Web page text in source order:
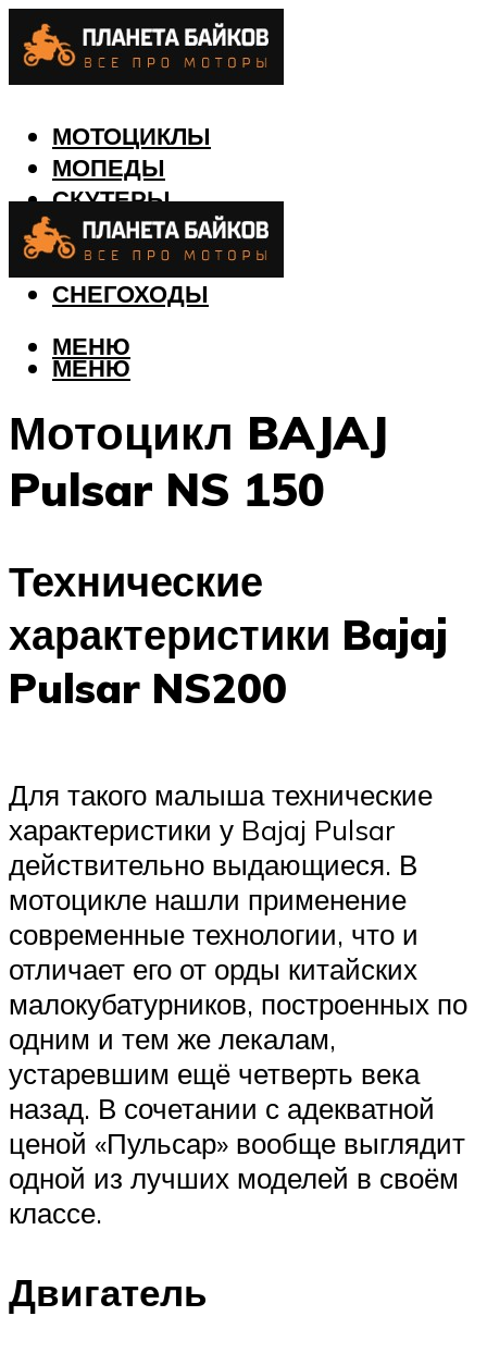
МОТОЦИКЛЫ
МОПЕДЫ
СКУТЕРЫ
КВАДРОЦИКЛЫ
ЛОДКИ
СНЕГОХОДЫ
МЕНЮ
МЕНЮ
Мотоцикл BAJAJ
Pulsar NS 150
Технические
характеристики Bajaj
Pulsar NS200
Для такого малыша технические
характеристики у Bajaj Pulsar
действительно выдающиеся. В
мотоцикле нашли применение
современные технологии, что и
отличает его от орды китайских
малокубатурников, построенных по
одним и тем же лекалам,
устаревшим ещё четверть века
назад. В сочетании с адекватной
ценой «Пульсар» вообще выглядит
одной из лучших моделей в своём
классе.
Двигатель